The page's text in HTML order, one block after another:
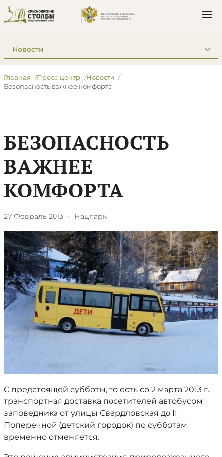
Подразделы: Пресс-центр
Главная Пресс-центр
Новости
Безопасность важнее комфорта
БЕЗОПАСНОСТЬ
ВАЖНЕЕ
КОМФОРТА
27 Февраль 2013 · Нацпарк
С предстоящей субботы, то есть со 2 марта 2013 г.,
транспортная доставка посетителей автобусом
заповедника от улицы Свердловская до II
Поперечной (детский городок) по субботам
временно отменяется.